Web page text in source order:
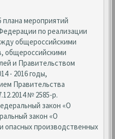
плана мероприятий
по реализации
общероссийскими
общероссийскими
и Правительством
- 2016 годы,
Правительства
№ 2585-р.
закон «О
закон «О
опасных производственных